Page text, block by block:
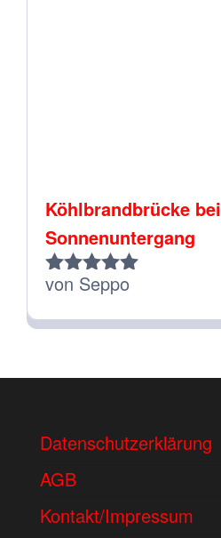
Köhlbrandbrücke bei
Sonnenuntergang
Bewertet
von Seppo
Datenschutzerklärung
AGB
Kontakt/Impressum